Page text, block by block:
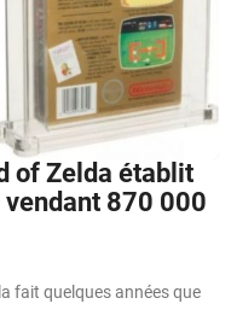
of Zelda établit
vendant 870 000
fait quelques années que